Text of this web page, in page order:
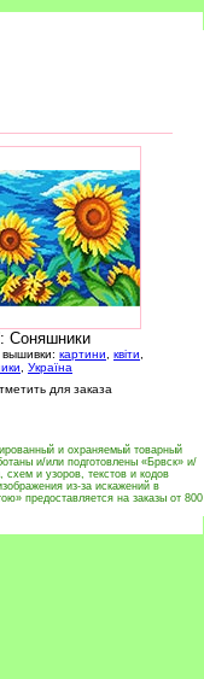
: Соняшники
вышивки: картини квіти
Україна
для заказа
и охраняемый товарный
и/или подготовлены «Брвск» и/
и узоров, текстов и кодов
из-за искажений в
предоставляется на заказы от 800